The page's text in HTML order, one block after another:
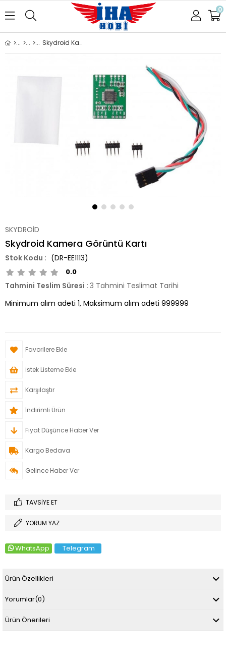
0
Skydroid Kamera Görüntü Kartı
SKYDROİD
Skydroid Kamera Görüntü Kartı
(DR-EE1113)
0.0
Tahmini Teslim Süresi : 3 Tahmini Teslimat Tarihi
Minimum alım adeti 1, Maksimum alım adeti 999999
Favorilere Ekle
İstek Listeme Ekle
Karşılaştır
İndirimli Ürün
Fiyat Düşünce Haber Ver
Kargo Bedava
Gelince Haber Ver
TAVSIYE ET
YORUM YAZ
WhatsApp Telegram
Ürün Özellikleri
Yorumlar(0)
Ürün Önerileri